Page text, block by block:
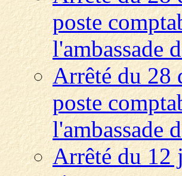
poste
l'ambassade
Arrêté du 28
poste
l'ambassade
Arrêté du 12